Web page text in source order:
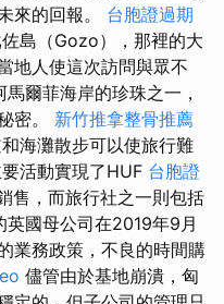
來的回報。 台胞證過期
島（Gozo），那裡的大
地人使這次訪問與眾不
爾菲海岸的珍珠之一，
密。 新竹推拿整骨推薦
海灘散步可以使旅行難
活動實現了HUF 台胞證
售，而旅行社之一則包括
英國母公司在2019年9月
業務政策，不良的時間購
儘管由於基地崩潰，匈